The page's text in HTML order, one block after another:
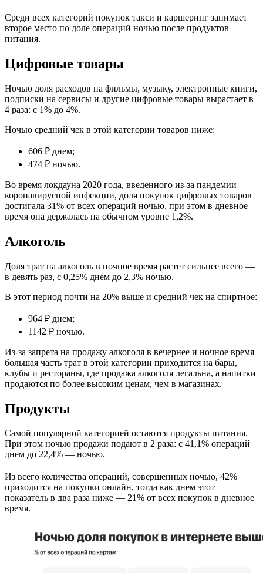
Среди всех категорий покупок такси и каршеринг занимает
второе место по доле операций ночью после продуктов
питания.
Цифровые товары
Ночью доля расходов на фильмы, музыку, электронные книги,
подписки на сервисы и другие цифровые товары вырастает в
4 раза: с 1% до 4%.
Ночью средний чек в этой категории товаров ниже:
606 ₽ днем;
474 ₽ ночью.
Во время локдауна 2020 года, введенного из-за пандемии
коронавирусной инфекции, доля покупок цифровых товаров
достигала 31% от всех операций ночью, при этом в дневное
время она держалась на обычном уровне 1,2%.
Алкоголь
Доля трат на алкоголь в ночное время растет сильнее всего —
в девять раз, с 0,25% днем до 2,3% ночью.
В этот период почти на 20% выше и средний чек на спиртное:
964 ₽ днем;
1142 ₽ ночью.
Из-за запрета на продажу алкоголя в вечернее и ночное время
большая часть трат в этой категории приходится на бары,
клубы и рестораны, где продажа алкоголя легальна, а напитки
продаются по более высоким ценам, чем в магазинах.
Продукты
Самой популярной категорией остаются продукты питания.
При этом ночью продажи подают в 2 раза: с 41,1% операций
днем до 22,4% — ночью.
Из всего количества операций, совершенных ночью, 42%
приходится на покупки онлайн, тогда как днем этот
показатель в два раза ниже — 21% от всех покупок в дневное
время.